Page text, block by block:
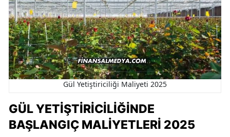
Gül Yetiştiriciliği Maliyeti 2025
GÜL YETIŞTIRICILIĞINDE
BAŞLANGIÇ MALIYETLERI 2025